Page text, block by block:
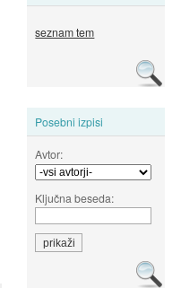
seznam tem
Posebni izpisi
Avtor:
Ključna beseda: